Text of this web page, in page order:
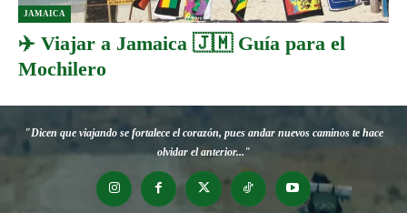
JAMAICA
✈️ Viajar a Jamaica 🇯🇲 Guía para el
Mochilero
"Dicen que viajando se fortalece el corazón, pues andar nuevos caminos te hace
olvidar el anterior..."